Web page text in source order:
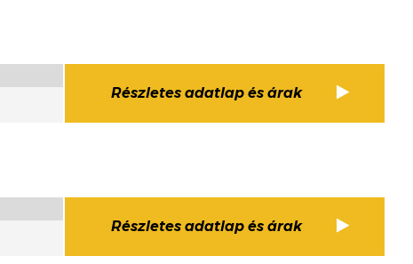
Részletes adatlap és árak
Részletes adatlap és árak